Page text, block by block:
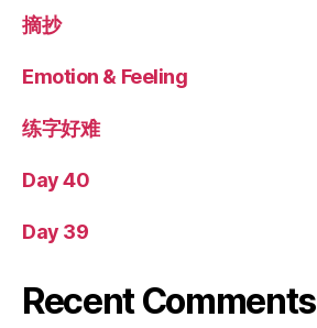
摘抄
Emotion & Feeling
练字好难
Day 40
Day 39
Recent Comments